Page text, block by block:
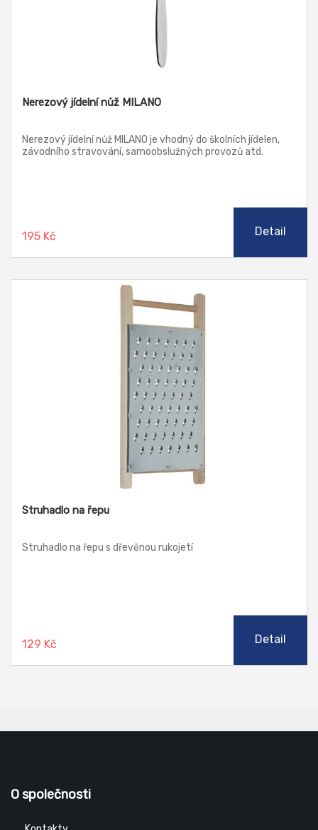
Nerezový jídelní nůž MILANO
Nerezový jídelní nůž MILANO je vhodný do školních jídelen,
závodního stravování, samoobslužných provozů atd.
195 Kč Detail
Struhadlo na řepu
Struhadlo na řepu s dřevěnou rukojetí
129 Kč Detail
O společnosti